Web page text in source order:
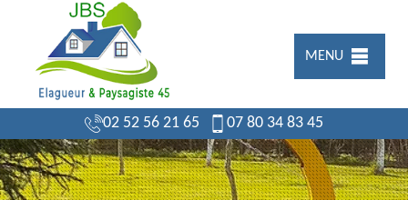
MENU
02 52 56 21 65 07 80 34 83 45